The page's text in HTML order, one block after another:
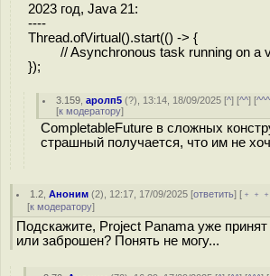
2023 год, Java 21:
----
Thread.ofVirtual().start(() -> {
// Asynchronous task running on a
});
3.159 ,аролп5 (?), 13:14, 18/09/2025 [^] [^^] [^^^
[к модератору]
CompletableFuture в сложных
страшный получается, что им не
1.2 ,Аноним (2), 12:17, 17/09/2025 [ответить] [
[к модератору]
Подскажите, Project Panama уже
или заброшен? Понять не могу...